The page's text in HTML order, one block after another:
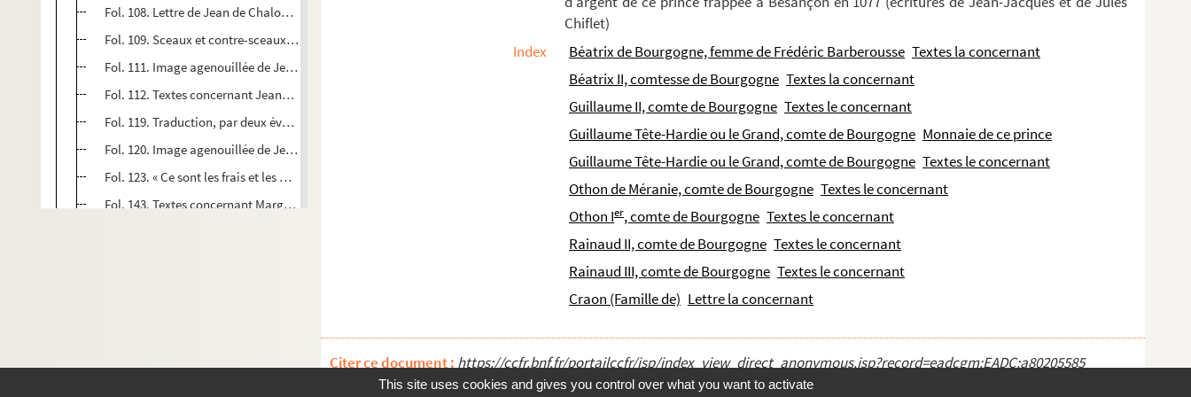
Fol. 108. Lettre de Jean de Chalon-Arlay à Philippe le Bel, roi de France, sur celles de ses seigneuries pour ...
Fol. 109. Sceaux et contre-sceaux du comte Othon IV et de Mahaut d'Artois, sa femme : quatre dessins à la plum...
Fol. 111. Image agenouillée de Jeanne, comtesse de Bourgogne, femme du roi de France Philippe le Long : d'aprè...
Fol. 112. Textes concernant Jeanne de Bourgogne et son époux Philippe le Long
Fol. 119. Traduction, par deux évêques de l'île de Chypre, de la légende grecque qui entourait la tête de S. J...
Fol. 120. Image agenouillée de Jeanne II, duchesse et comtesse de Bourgogne : d'après un vitrail des Cordelier...
Fol. 123. « Ce sont les frais et les missions que nous Eudes, dux de Bourgoigne ; ... avons fait pour le fait ...
Fol. 143. Textes concernant Marguerite de France, comtesse de Bourgogne, et son fils Louis de Male
Roman du duc Jean de Bourgongne,ms. chez M. le prélat de S. Eloy-lez-Arr...
Fol. 171. Textes concernant l'époque de Philippe le Bon, comte-duc de Bourgogne
Chiflet)
Index
Béatrix de Bourgogne, femme de Frédéric Barberousse Textes la concernant
Béatrix II, comtesse de Bourgogne Textes la concernant
Guillaume II, comte de Bourgogne Textes le concernant
Guillaume Tête-Hardie ou le Grand, comte de Bourgogne Monnaie de ce prince
Guillaume Tête-Hardie ou le Grand, comte de Bourgogne Textes le concernant
Othon de Méranie, comte de Bourgogne Textes le concernant
Othon Ier, comte de Bourgogne Textes le concernant
Rainaud II, comte de Bourgogne Textes le concernant
Rainaud III, comte de Bourgogne Textes le concernant
Craon (Famille de) Lettre la concernant
Citer ce document : https://ccfr.bnf.fr/portailccfr/jsp/index_view_direct_anonymous.jsp?record=eadcgm:EADC:a80205585
This site uses cookies and gives you control over what you want to activate